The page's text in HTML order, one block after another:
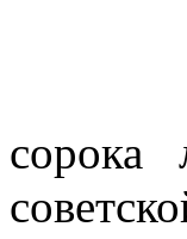
сорока